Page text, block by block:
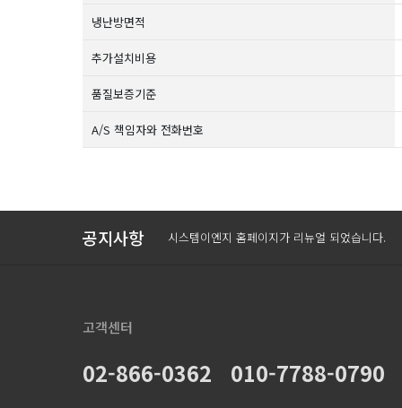
냉난방면적
추가설치비용
품질보증기준
A/S 책임자와 전화번호
공지사항 시스템이엔지 홈페이지가 리뉴얼 되었습니다.
고객센터
02-866-0362 010-7788-0790